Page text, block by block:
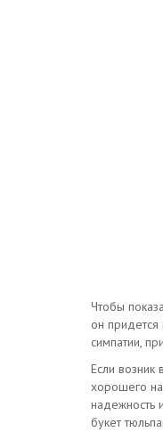
Чтобы
он
симпатии,
Если возник
хорошего
надежность
букет